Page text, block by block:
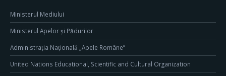
Ministerul Mediului
Ministerul Apelor și Pădurilor
Administrația Națională „Apele Române”
United Nations Educational, Scientific and Cultural Organization